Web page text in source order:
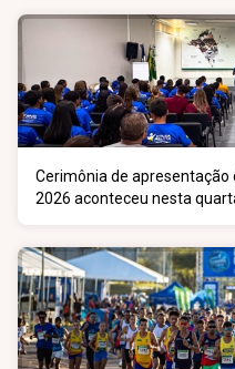
Cerimônia de
2026 aconteceu nesta